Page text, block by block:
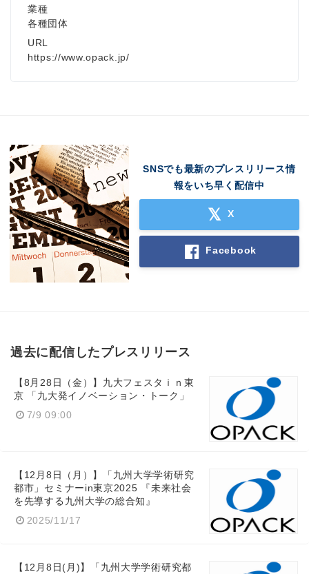
業種
各種団体
URL
https://www.opack.jp/
SNSでも最新のプレスリリース情
報をいち早く配信中
X
Facebook
過去に配信したプレスリリース
【8月28日（金）】九大フェスタｉｎ東
京 「九大発イノベーション・トーク」
7/9 09:00
【12月8日（月）】「九州大学学術研究
都市」セミナーin東京2025 『未来社会
を先導する九州大学の総合知』
2025/11/17
【12月8日(月)】「九州大学学術研究都